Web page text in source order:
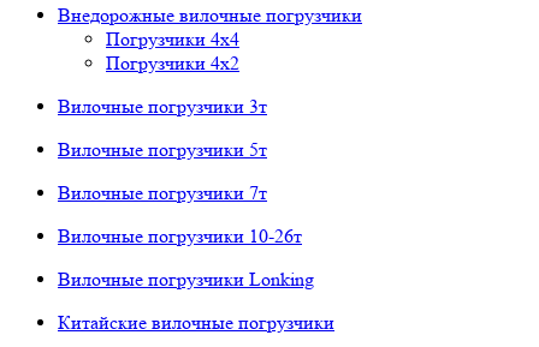
Внедорожные вилочные погрузчики
Погрузчики 4х4
Погрузчики 4х2
Вилочные погрузчики 3т
Вилочные погрузчики 5т
Вилочные погрузчики 7т
Вилочные погрузчики 10-26т
Вилочные погрузчики Lonking
Китайские вилочные погрузчики